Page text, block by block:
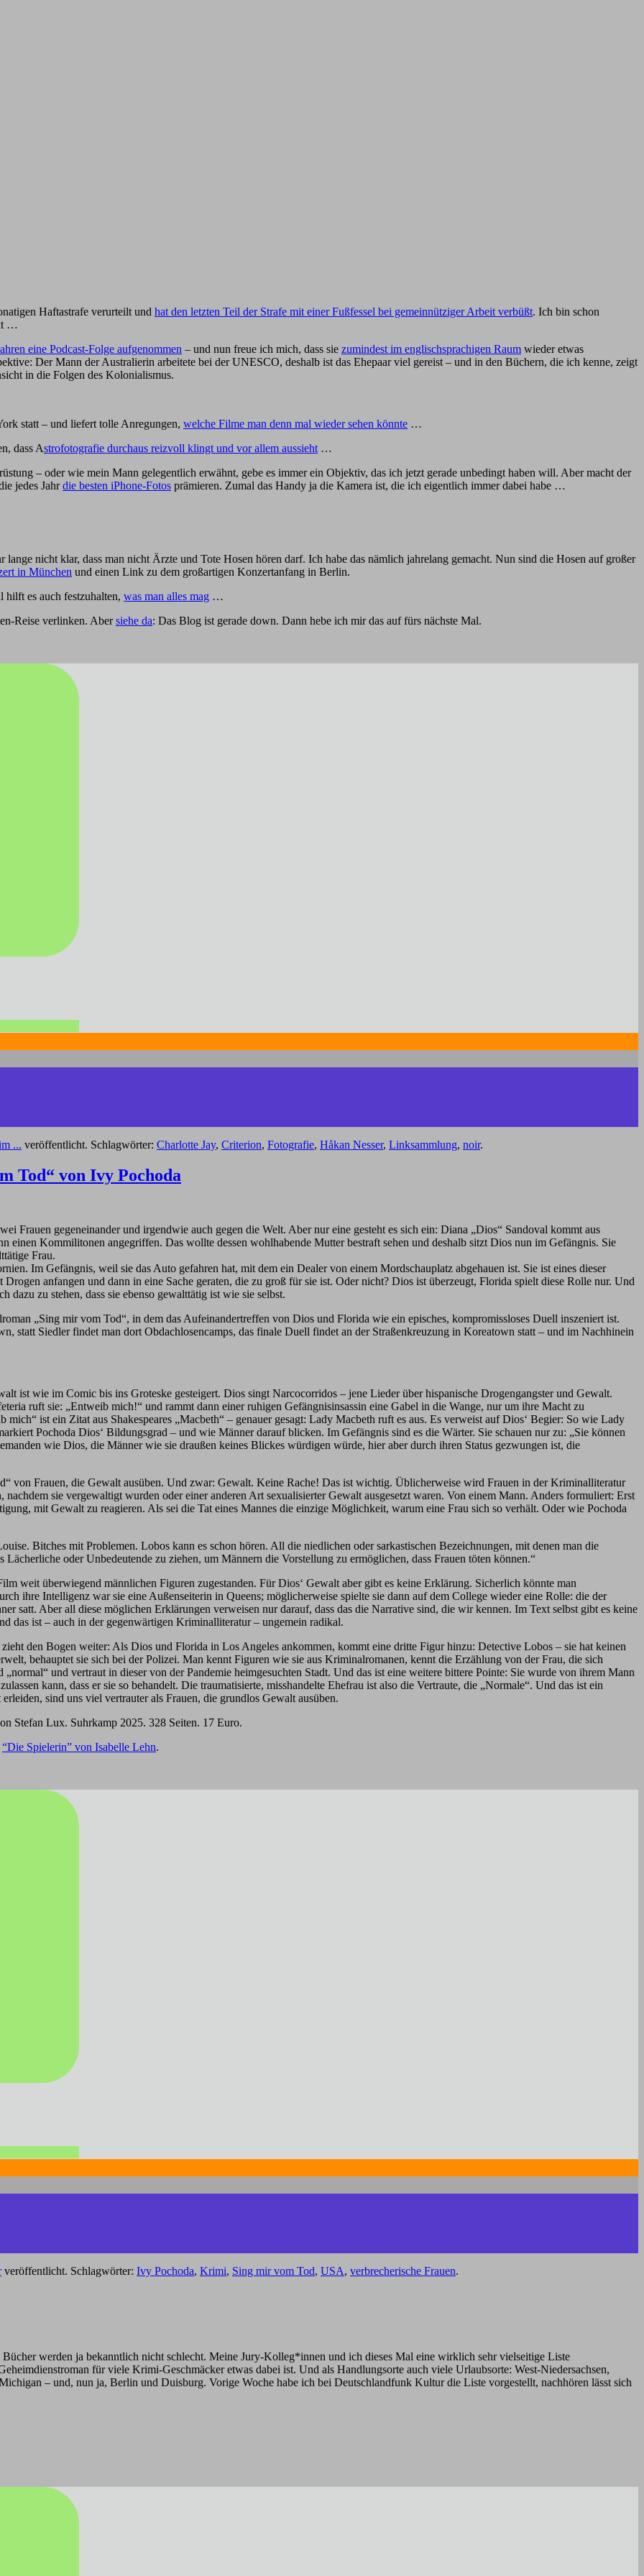
Haftastrafe verurteilt und hat den letzten Teil der Strafe mit einer Fußfessel bei gemeinnütziger Arbeit verbüßt. Ich bin schon
…
eine Podcast-Folge aufgenommen – und nun freue ich mich, dass sie zumindest im englischsprachigen Raum wieder etwas
Der Mann der Australierin arbeitete bei der UNESCO, deshalb ist das Ehepaar viel gereist – und in den Büchern, die ich kenne, zeigt
in die Folgen des Kolonialismus.
statt – und liefert tolle Anregungen, welche Filme man denn mal wieder sehen könnte …
dass Astrofotografie durchaus reizvoll klingt und vor allem aussieht …
– oder wie mein Mann gelegentlich erwähnt, gebe es immer ein Objektiv, das ich jetzt gerade unbedingt haben will. Aber macht der
jedes Jahrdie besten iPhone-Fotos prämieren. Zumal das Handy ja die Kamera ist, die ich eigentlich immer dabei habe …
nicht klar, dass man nicht Ärzte und Tote Hosen hören darf. Ich habe das nämlich jahrelang gemacht. Nun sind die Hosen auf großer
in München und einen Link zu dem großartigen Konzertanfang in Berlin.
hilft es auch festzuhalten, was man alles mag …
Reise verlinken. Abersiehe da: Das Blog ist gerade down. Dann hebe ich mir das auf fürs nächste Mal.
... veröffentlicht. Schlagwörter: Charlotte Jay, Criterion, Fotografie, Håkan Nesser, Linksammlung, noir.
Tod“ von Ivy Pochoda
Frauen gegeneinander und irgendwie auch gegen die Welt. Aber nur eine gesteht es sich ein: Diana „Dios“ Sandoval kommt aus
einen Kommilitonen angegriffen. Das wollte dessen wohlhabende Mutter bestraft sehen und deshalb sitzt Dios nun im Gefängnis. Sie
Frau.
Im Gefängnis, weil sie das Auto gefahren hat, mit dem ein Dealer von einem Mordschauplatz abgehauen ist. Sie ist eines dieser
anfangen und dann in eine Sache geraten, die zu groß für sie ist. Oder nicht? Dios ist überzeugt, Florida spielt diese Rolle nur. Und
zu stehen, dass sie ebenso gewalttätig ist wie sie selbst.
„Sing mir vom Tod“, in dem das Aufeinandertreffen von Dios und Florida wie ein episches, kompromissloses Duell inszeniert ist.
statt Siedler findet man dort Obdachlosencamps, das finale Duell findet an der Straßenkreuzung in Koreatown statt – und im Nachhinein
ist wie im Comic bis ins Groteske gesteigert. Dios singt Narcocorridos – jene Lieder über hispanische Drogengangster und Gewalt.
ruft sie: „Entweib mich!“ und rammt dann einer ruhigen Gefängnisinsassin eine Gabel in die Wange, nur um ihre Macht zu
ist ein Zitat aus Shakespeares „Macbeth“ – genauer gesagt: Lady Macbeth ruft es aus. Es verweist auf Dios‘ Begier: So wie Lady
Pochoda Dios‘ Bildungsgrad – und wie Männer darauf blicken. Im Gefängnis sind es die Wärter. Sie schauen nur zu: „Sie können
wie Dios, die Männer wie sie draußen keines Blickes würdigen würde, hier aber durch ihren Status gezwungen ist, die
von Frauen, die Gewalt ausüben. Und zwar: Gewalt. Keine Rache! Das ist wichtig. Üblicherweise wird Frauen in der Kriminalliteratur
nachdem sie vergewaltigt wurden oder einer anderen Art sexualisierter Gewalt ausgesetzt waren. Von einem Mann. Anders formuliert: Erst
mit Gewalt zu reagieren. Als sei die Tat eines Mannes die einzige Möglichkeit, warum eine Frau sich so verhält. Oder wie Pochoda
Bitches mit Problemen. Lobos kann es schon hören. All die niedlichen oder sarkastischen Bezeichnungen, mit denen man die
oder Unbedeutende zu ziehen, um Männern die Vorstellung zu ermöglichen, dass Frauen töten können.“
weit überwiegend männlichen Figuren zugestanden. Für Dios‘ Gewalt aber gibt es keine Erklärung. Sicherlich könnte man
ihre Intelligenz war sie eine Außenseiterin in Queens; möglicherweise spielte sie dann auf dem College wieder eine Rolle: die der
satt. Aber all diese möglichen Erklärungen verweisen nur darauf, dass das die Narrative sind, die wir kennen. Im Text selbst gibt es keine
das ist – auch in der gegenwärtigen Kriminalliteratur – ungemein radikal.
den Bogen weiter: Als Dios und Florida in Los Angeles ankommen, kommt eine dritte Figur hinzu: Detective Lobos – sie hat keinen
behauptet sie sich bei der Polizei. Man kennt Figuren wie sie aus Kriminalromanen, kennt die Erzählung von der Frau, die sich
und vertraut in dieser von der Pandemie heimgesuchten Stadt. Und das ist eine weitere bittere Pointe: Sie wurde von ihrem Mann
kann, dass er sie so behandelt. Die traumatisierte, misshandelte Ehefrau ist also die Vertraute, die „Normale“. Und das ist ein
sind uns viel vertrauter als Frauen, die grundlos Gewalt ausüben.
Stefan Lux. Suhrkamp 2025. 328 Seiten. 17 Euro.
“Die Spielerin” von Isabelle Lehn.
veröffentlicht. Schlagwörter: Ivy Pochoda, Krimi, Sing mir vom Tod, USA, verbrecherische Frauen.
werden ja bekanntlich nicht schlecht. Meine Jury-Kolleg*innen und ich dieses Mal eine wirklich sehr vielseitige Liste
für viele Krimi-Geschmäcker etwas dabei ist. Und als Handlungsorte auch viele Urlaubsorte: West-Niedersachsen,
– und, nun ja, Berlin und Duisburg. Vorige Woche habe ich bei Deutschlandfunk Kultur die Liste vorgestellt, nachhören lässt sich